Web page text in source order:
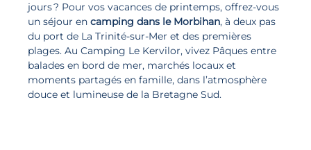
jours ? Pour vos vacances de printemps, offrez-vous
un séjour en camping dans le Morbihan, à deux pas
du port de La Trinité-sur-Mer et des premières
plages. Au Camping Le Kervilor, vivez Pâques entre
balades en bord de mer, marchés locaux et
moments partagés en famille, dans l’atmosphère
douce et lumineuse de la Bretagne Sud.